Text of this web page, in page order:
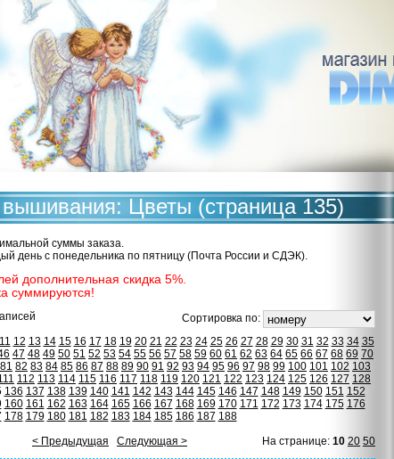
Цветы (страница 135)
суммы заказа.
день с понедельника по пятницу (Почта России и СДЭК).
дополнительная скидка 5%.
суммируются!
Сортировка по:
11 12 13 14 15 16 17 18 19 20 21 22 23 24 25 26 27 28 29 30 31 32 33 34 35
47 48 49 50 51 52 53 54 55 56 57 58 59 60 61 62 63 64 65 66 67 68 69 70
81 82 83 84 85 86 87 88 89 90 91 92 93 94 95 96 97 98 99 100 101 102 103
112 113 114 115 116 117 118 119 120 121 122 123 124 125 126 127 128
136 137 138 139 140 141 142 143 144 145 146 147 148 149 150 151 152
160 161 162 163 164 165 166 167 168 169 170 171 172 173 174 175 176
178 179 180 181 182 183 184 185 186 187 188
< Предыдущая
Следующая > На странице: 10 20 50